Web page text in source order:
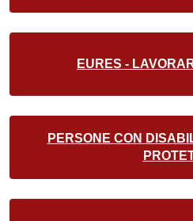
EURES -
PERSONE CON